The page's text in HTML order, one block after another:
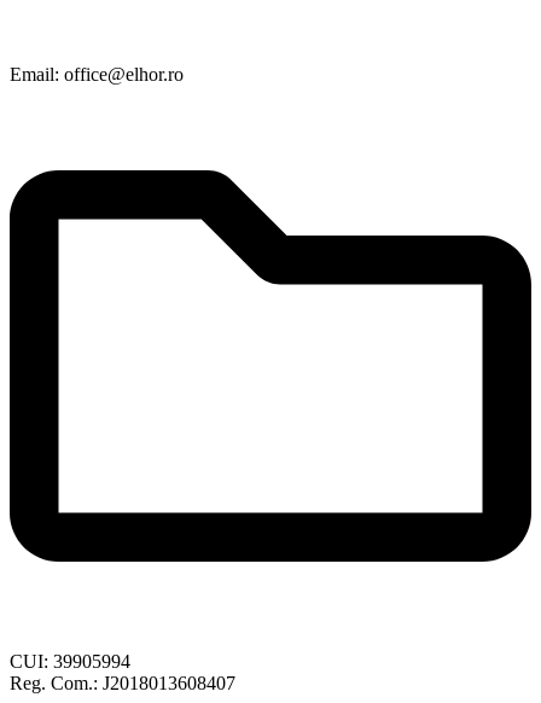
Email: office@elhor.ro
CUI: 39905994
Reg. Com.: J2018013608407